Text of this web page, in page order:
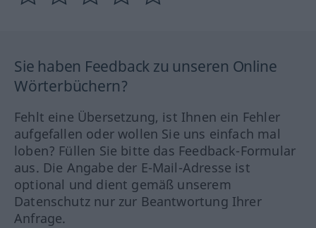
Sie haben Feedback zu unseren Online
Wörterbüchern?
Fehlt eine Übersetzung, ist Ihnen ein Fehler
aufgefallen oder wollen Sie uns einfach mal
loben? Füllen Sie bitte das Feedback-Formular
aus. Die Angabe der E-Mail-Adresse ist
optional und dient gemäß unserem
Datenschutz nur zur Beantwortung Ihrer
Anfrage.